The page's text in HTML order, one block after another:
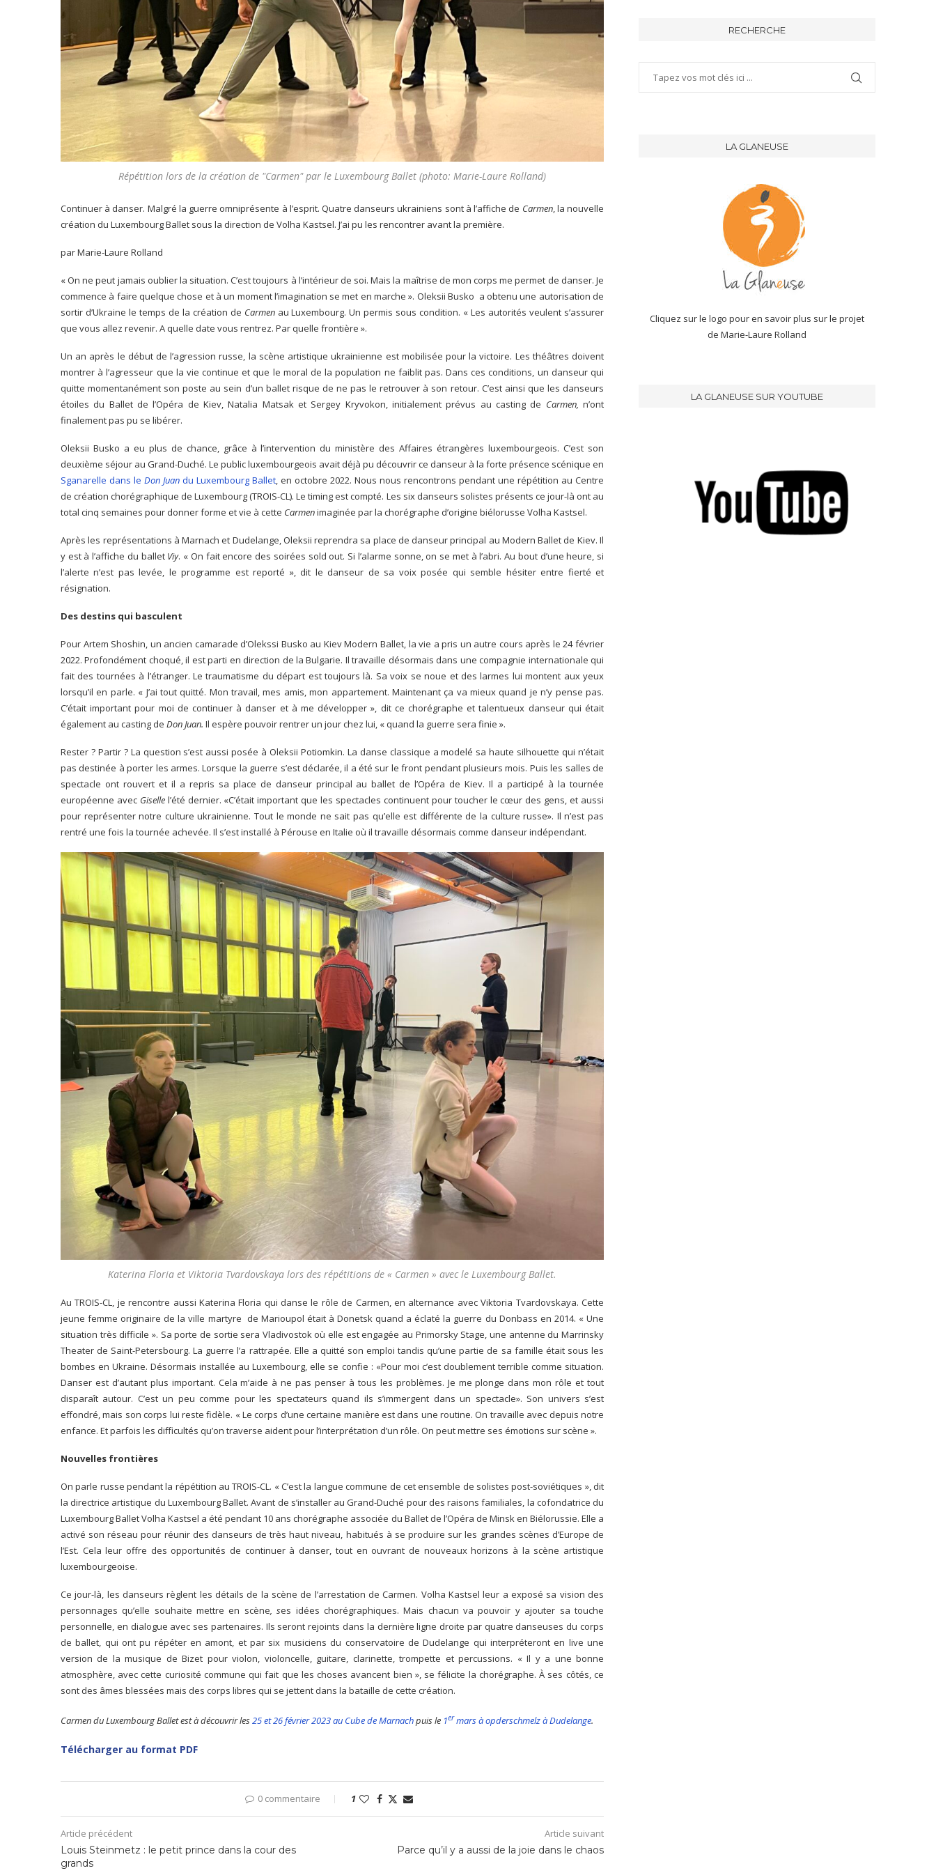
Répétition lors de la création de "Carmen" par le Luxembourg Ballet (photo: Marie-Laure Rolland)
Continuer à danser. Malgré la guerre omniprésente à l’esprit. Quatre danseurs ukrainiens sont à l’affiche de Carmen, la nouvelle
création du Luxembourg Ballet sous la direction de Volha Kastsel. J’ai pu les rencontrer avant la première.
par Marie-Laure Rolland
« On ne peut jamais oublier la situation. C’est toujours à l’intérieur de soi. Mais la maîtrise de mon corps me permet de danser. Je
commence à faire quelque chose et à un moment l’imagination se met en marche ». Oleksii Busko a obtenu une autorisation de
sortir d’Ukraine le temps de la création de Carmenau Luxembourg. Un permis sous condition. « Les autorités veulent s’assurer
que vous allez revenir. A quelle date vous rentrez. Par quelle frontière ».
Un an après le début de l’agression russe, la scène artistique ukrainienne est mobilisée pour la victoire. Les théâtres doivent
montrer à l’agresseur que la vie continue et que le moral de la population ne faiblit pas. Dans ces conditions, un danseur qui
quitte momentanément son poste au sein d’un ballet risque de ne pas le retrouver à son retour. C’est ainsi que les danseurs
étoiles du Ballet de l’Opéra de Kiev, Natalia Matsak et Sergey Kryvokon, initialement prévus au casting de Carmen, n’ont
finalement pas pu se libérer.
Oleksii Busko a eu plus de chance, grâce à l’intervention du ministère des Affaires étrangères luxembourgeois. C’est son
deuxième séjour au Grand-Duché. Le public luxembourgeois avait déjà pu découvrir ce danseur à la forte présence scénique en
Sganarelle dans le Don Juan du Luxembourg Ballet, en octobre 2022. Nous nous rencontrons pendant une répétition au Centre
de création chorégraphique de Luxembourg (TROIS-CL). Le timing est compté. Les six danseurs solistes présents ce jour-là ont au
total cinq semaines pour donner forme et vie à cette Carmenimaginée par la chorégraphe d’origine biélorusse Volha Kastsel.
Après les représentations à Marnach et Dudelange, Oleksii reprendra sa place de danseur principal au Modern Ballet de Kiev. Il
y est à l’affiche du ballet Viy. « On fait encore des soirées sold out. Si l’alarme sonne, on se met à l’abri. Au bout d’une heure, si
l’alerte n’est pas levée, le programme est reporté », dit le danseur de sa voix posée qui semble hésiter entre fierté et
résignation.
Des destins qui basculent
Pour Artem Shoshin, un ancien camarade d’Olekssi Busko au Kiev Modern Ballet, la vie a pris un autre cours après le 24 février
2022. Profondément choqué, il est parti en direction de la Bulgarie. Il travaille désormais dans une compagnie internationale qui
fait des tournées à l’étranger. Le traumatisme du départ est toujours là. Sa voix se noue et des larmes lui montent aux yeux
lorsqu’il en parle. « J’ai tout quitté. Mon travail, mes amis, mon appartement. Maintenant ça va mieux quand je n’y pense pas.
C’était important pour moi de continuer à danser et à me développer », dit ce chorégraphe et talentueux danseur qui était
également au casting de Don Juan. Il espère pouvoir rentrer un jour chez lui, « quand la guerre sera finie ».
Rester ? Partir ? La question s’est aussi posée à Oleksii Potiomkin. La danse classique a modelé sa haute silhouette qui n’était
pas destinée à porter les armes. Lorsque la guerre s’est déclarée, il a été sur le front pendant plusieurs mois. Puis les salles de
spectacle ont rouvert et il a repris sa place de danseur principal au ballet de l’Opéra de Kiev. Il a participé à la tournée
européenne avec Gisellel’été dernier. «C’était important que les spectacles continuent pour toucher le cœur des gens, et aussi
pour représenter notre culture ukrainienne. Tout le monde ne sait pas qu’elle est différente de la culture russe». Il n’est pas
rentré une fois la tournée achevée. Il s’est installé à Pérouse en Italie où il travaille désormais comme danseur indépendant.
Katerina Floria et Viktoria Tvardovskaya lors des répétitions de « Carmen » avec le Luxembourg Ballet.
Au TROIS-CL, je rencontre aussi Katerina Floria qui danse le rôle de Carmen, en alternance avec Viktoria Tvardovskaya. Cette
jeune femme originaire de la ville martyre de Marioupol était à Donetsk quand a éclaté la guerre du Donbass en 2014. « Une
situation très difficile ». Sa porte de sortie sera Vladivostok où elle est engagée au Primorsky Stage, une antenne du Marrinsky
Theater de Saint-Petersbourg. La guerre l’a rattrapée. Elle a quitté son emploi tandis qu’une partie de sa famille était sous les
bombes en Ukraine. Désormais installée au Luxembourg, elle se confie : «Pour moi c’est doublement terrible comme situation.
Danser est d’autant plus important. Cela m’aide à ne pas penser à tous les problèmes. Je me plonge dans mon rôle et tout
disparaît autour. C’est un peu comme pour les spectateurs quand ils s’immergent dans un spectacle». Son univers s’est
effondré, mais son corps lui reste fidèle. « Le corps d’une certaine manière est dans une routine. On travaille avec depuis notre
enfance. Et parfois les difficultés qu’on traverse aident pour l’interprétation d’un rôle. On peut mettre ses émotions sur scène ».
Nouvelles frontières
On parle russe pendant la répétition au TROIS-CL. « C’est la langue commune de cet ensemble de solistes post-soviétiques », dit
la directrice artistique du Luxembourg Ballet. Avant de s’installer au Grand-Duché pour des raisons familiales, la cofondatrice du
Luxembourg Ballet Volha Kastsel a été pendant 10 ans chorégraphe associée du Ballet de l’Opéra de Minsk en Biélorussie. Elle a
activé son réseau pour réunir des danseurs de très haut niveau, habitués à se produire sur les grandes scènes d’Europe de
l’Est. Cela leur offre des opportunités de continuer à danser, tout en ouvrant de nouveaux horizons à la scène artistique
luxembourgeoise.
Ce jour-là, les danseurs règlent les détails de la scène de l’arrestation de Carmen. Volha Kastsel leur a exposé sa vision des
personnages qu’elle souhaite mettre en scène, ses idées chorégraphiques. Mais chacun va pouvoir y ajouter sa touche
personnelle, en dialogue avec ses partenaires. Ils seront rejoints dans la dernière ligne droite par quatre danseuses du corps
de ballet, qui ont pu répéter en amont, et par six musiciens du conservatoire de Dudelange qui interpréteront en live une
version de la musique de Bizet pour violon, violoncelle, guitare, clarinette, trompette et percussions. « Il y a une bonne
atmosphère, avec cette curiosité commune qui fait que les choses avancent bien », se félicite la chorégraphe. À ses côtés, ce
sont des âmes blessées mais des corps libres qui se jettent dans la bataille de cette création.
Carmen du Luxembourg Ballet est à découvrir les25 et 26 février 2023 au Cube de Marnachpuis le 1ermars à opderschmelz à Dudelange.
Télécharger au format PDF
0 commentaire 1
Article précédent
Louis Steinmetz : le petit prince dans la cour des
grands
Article suivant
Parce qu’il y a aussi de la joie dans le chaos
RECHERCHE
LA GLANEUSE
Cliquez sur le logo pour en savoir plus sur le projet
de Marie-Laure Rolland
LA GLANEUSE SUR YOUTUBE